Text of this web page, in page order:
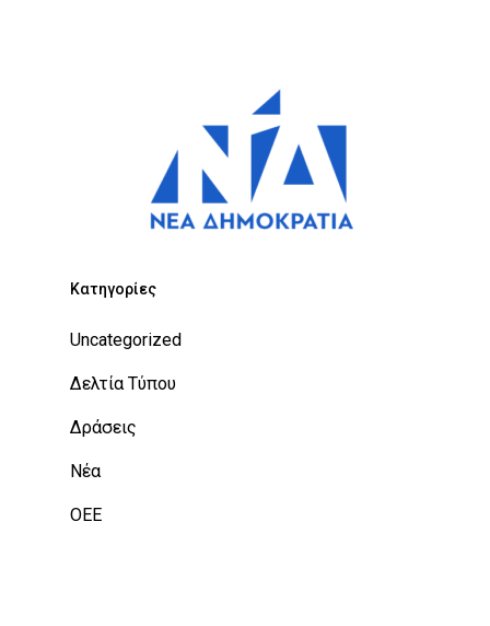
Kατηγορίες
Uncategorized
Δελτία Τύπου
Δράσεις
Νέα
ΟΕΕ